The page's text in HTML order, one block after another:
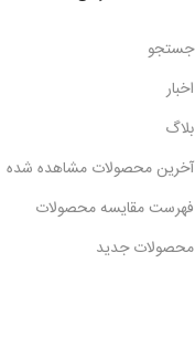
جستجو
اخبار
بلاگ
آخرین محصولات مشاهده شده
فهرست مقایسه محصولات
محصولات جدید